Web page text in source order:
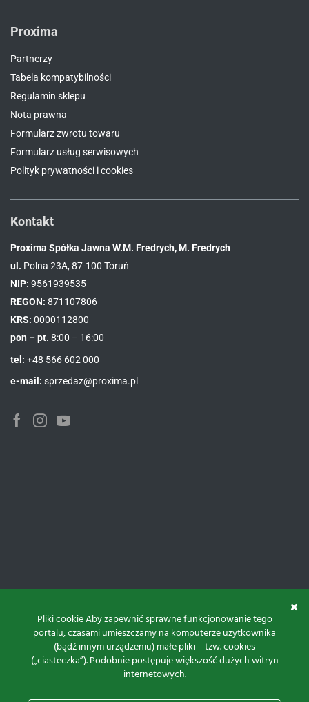
Proxima
Partnerzy
Tabela kompatybilności
Regulamin sklepu
Nota prawna
Formularz zwrotu towaru
Formularz usług serwisowych
Polityk prywatności i cookies
Kontakt
Proxima Spółka Jawna W.M. Fredrych, M. Fredrych
ul. Polna 23A, 87-100 Toruń
NIP: 9561939535
REGON: 871107806
KRS: 0000112800
pon – pt. 8:00 – 16:00
tel: +48 566 602 000
e-mail: sprzedaz@proxima.pl
FacebookInstagramYoutube
Pliki cookie Aby zapewnić sprawne funkcjonowanie tego
portalu, czasami umieszczamy na komputerze użytkownika
(bądź innym urządzeniu) małe pliki – tzw. cookies
(„ciasteczka”). Podobnie postępuje większość dużych witryn
internetowych.